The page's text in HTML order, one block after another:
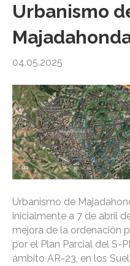
Urbanismo
04.05.2025
Urbanismo de
inicialmente a 7 de abril
mejora de la ordenación
por el Plan Parcial del S-
ámbito AR-23, en los